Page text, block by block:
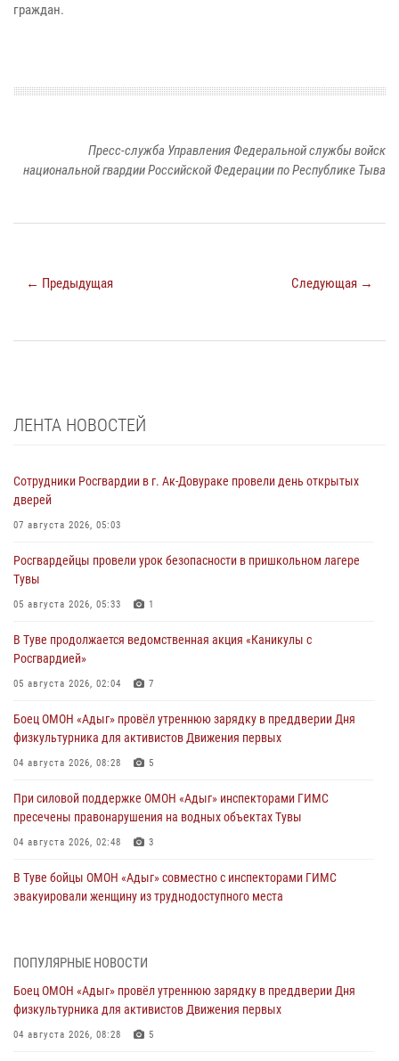
граждан.
Пресс-служба Управления Федеральной службы войск
национальной гвардии Российской Федерации по Республике Тыва
← Предыдущая Следующая →
ЛЕНТА НОВОСТЕЙ
Сотрудники Росгвардии в г. Ак-Довураке провели день открытых
дверей
07 августа 2026, 05:03
Росгвардейцы провели урок безопасности в пришкольном лагере
Тувы
05 августа 2026, 05:33 1
В Туве продолжается ведомственная акция «Каникулы с
Росгвардией»
05 августа 2026, 02:04 7
Боец ОМОН «Адыг» провёл утреннюю зарядку в преддверии Дня
физкультурника для активистов Движения первых
04 августа 2026, 08:28 5
При силовой поддержке ОМОН «Адыг» инспекторами ГИМС
пресечены правонарушения на водных объектах Тувы
04 августа 2026, 02:48 3
В Туве бойцы ОМОН «Адыг» совместно с инспекторами ГИМС
эвакуировали женщину из труднодоступного места
Росгвардия проверила организацию отдыха детей в детских
Сотрудники вневедомственной охраны приняли участие в акции
ПОПУЛЯРНЫЕ НОВОСТИ
Боец ОМОН «Адыг» провёл утреннюю зарядку в преддверии Дня
физкультурника для активистов Движения первых
04 августа 2026, 08:28 5